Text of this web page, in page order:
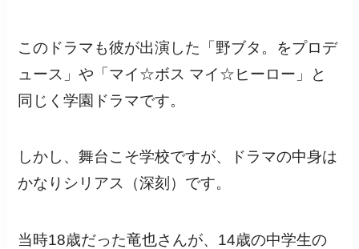
このドラマも彼が出演した「野ブタ。をプロデ
ュース」や「マイ☆ボス マイ☆ヒーロー」と
同じく学園ドラマです。
しかし、舞台こそ学校ですが、ドラマの中身は
かなりシリアス（深刻）です。
当時18歳だった竜也さんが、14歳の中学生の